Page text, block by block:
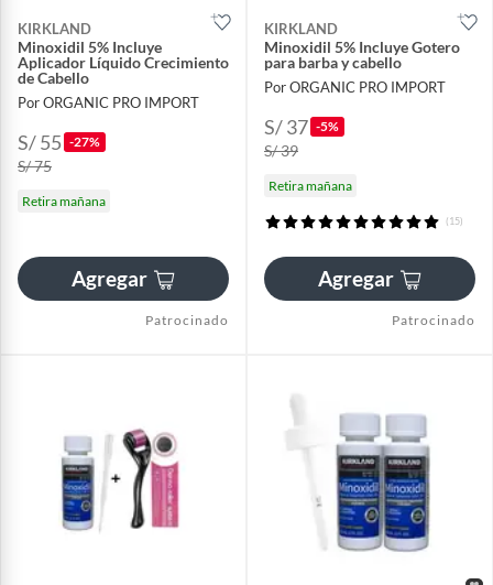
KIRKLAND
Minoxidil 5% Incluye
Aplicador Líquido Crecimiento
de Cabello
Por ORGANIC PRO IMPORT
S/ 55 -27%
S/ 75
Retira mañana
Agregar
Patrocinado
KIRKLAND
Minoxidil 5% Incluye Gotero
para barba y cabello
Por ORGANIC PRO IMPORT
S/ 37 -5%
S/ 39
Retira mañana
(15)
Agregar
Patrocinado